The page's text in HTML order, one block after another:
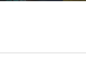
VM-opgøret